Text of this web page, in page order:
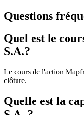
Questions
Quel est le
S.A.?
Le cours de l'action
clôture.
Quelle est la